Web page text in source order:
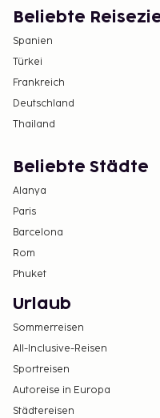
Beliebte
Spanien
Türkei
Frankreich
Deutschland
Thailand
Beliebte Städte
Alanya
Paris
Barcelona
Rom
Phuket
Urlaub
Sommerreisen
All-Inclusive-Reisen
Sportreisen
Autoreise in Europa
Städtereisen